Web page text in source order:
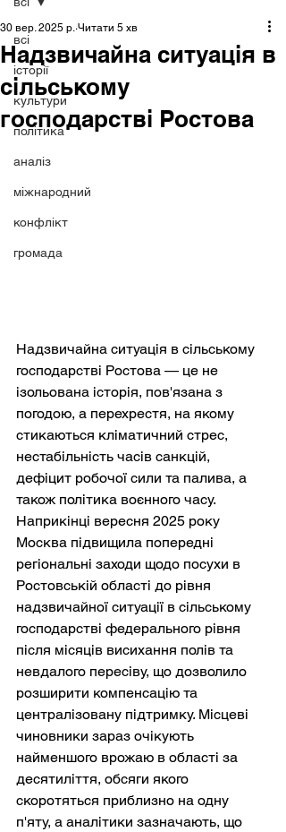
всі
історії
культури
політика
аналіз
міжнародний
конфлікт
громада
Надзвичайна ситуація в
сільському
господарстві Ростова
30 вер. 2025 р. Читати 5 хв
Надзвичайна ситуація в сільському
господарстві Ростова — це не
ізольована історія, пов'язана з
погодою, а перехрестя, на якому
стикаються кліматичний стрес,
нестабільність часів санкцій,
дефіцит робочої сили та палива, а
також політика воєнного часу.
Наприкінці вересня 2025 року
Москва підвищила попередні
регіональні заходи щодо посухи в
Ростовській області до рівня
надзвичайної ситуації в сільському
господарстві федерального рівня
після місяців висихання полів та
невдалого пересіву, що дозволило
розширити компенсацію та
централізовану підтримку. Місцеві
чиновники зараз очікують
найменшого врожаю в області за
десятиліття, обсяги якого
скоротяться приблизно на одну
п'яту, а аналітики зазначають, що